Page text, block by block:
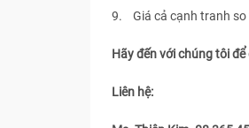
9. Giá cả cạnh tranh so
Hãy đến với chúng tôi
Liên hệ: